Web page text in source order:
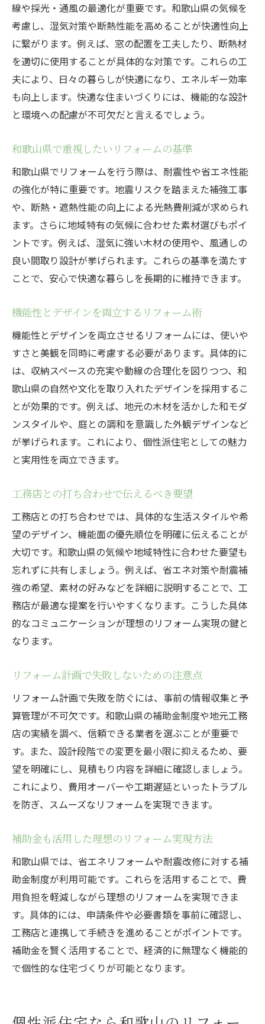
線や採光・通風の最適化が重要です。和歌山県の気候を
考慮し、湿気対策や断熱性能を高めることが快適性向上
に繋がります。例えば、窓の配置を工夫したり、断熱材
を適切に使用することが具体的な対策です。これらの工
夫により、日々の暮らしが快適になり、エネルギー効率
も向上します。快適な住まいづくりには、機能的な設計
と環境への配慮が不可欠だと言えるでしょう。
和歌山県で重視したいリフォームの基準
和歌山県でリフォームを行う際は、耐震性や省エネ性能
の強化が特に重要です。地震リスクを踏まえた補強工事
や、断熱・遮熱性能の向上による光熱費削減が求められ
ます。さらに地域特有の気候に合わせた素材選びもポイ
ントです。例えば、湿気に強い木材の使用や、風通しの
良い間取り設計が挙げられます。これらの基準を満たす
ことで、安心で快適な暮らしを長期的に維持できます。
機能性とデザインを両立するリフォーム術
機能性とデザインを両立させるリフォームには、使いや
すさと美観を同時に考慮する必要があります。具体的に
は、収納スペースの充実や動線の合理化を図りつつ、和
歌山県の自然や文化を取り入れたデザインを採用するこ
とが効果的です。例えば、地元の木材を活かした和モダ
ンスタイルや、庭との調和を意識した外観デザインなど
が挙げられます。これにより、個性派住宅としての魅力
と実用性を両立できます。
工務店との打ち合わせで伝えるべき要望
工務店との打ち合わせでは、具体的な生活スタイルや希
望のデザイン、機能面の優先順位を明確に伝えることが
大切です。和歌山県の気候や地域特性に合わせた要望も
忘れずに共有しましょう。例えば、省エネ対策や耐震補
強の希望、素材の好みなどを詳細に説明することで、工
務店が最適な提案を行いやすくなります。こうした具体
的なコミュニケーションが理想のリフォーム実現の鍵と
なります。
リフォーム計画で失敗しないための注意点
リフォーム計画で失敗を防ぐには、事前の情報収集と予
算管理が不可欠です。和歌山県の補助金制度や地元工務
店の実績を調べ、信頼できる業者を選ぶことが重要で
す。また、設計段階での変更を最小限に抑えるため、要
望を明確にし、見積もり内容を詳細に確認しましょう。
これにより、費用オーバーや工期遅延といったトラブル
を防ぎ、スムーズなリフォームを実現できます。
補助金も活用した理想のリフォーム実現方法
和歌山県では、省エネリフォームや耐震改修に対する補
助金制度が利用可能です。これらを活用することで、費
用負担を軽減しながら理想のリフォームを実現できま
す。具体的には、申請条件や必要書類を事前に確認し、
工務店と連携して手続きを進めることがポイントです。
補助金を賢く活用することで、経済的に無理なく機能的
で個性的な住宅づくりが可能となります。